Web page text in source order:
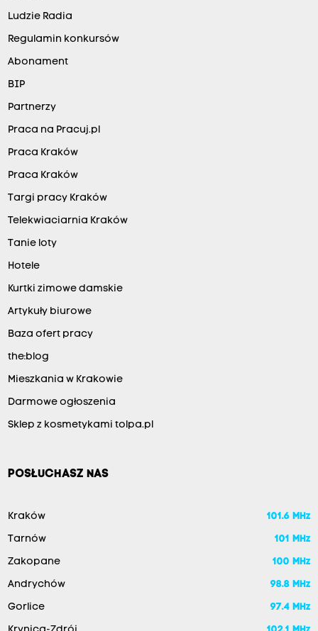
Ludzie Radia
Regulamin konkursów
Abonament
BIP
Partnerzy
Praca na Pracuj.pl
Praca Kraków
Praca Kraków
Targi pracy Kraków
Telekwiaciarnia Kraków
Tanie loty
Hotele
Kurtki zimowe damskie
Artykuły biurowe
Baza ofert pracy
the:blog
Mieszkania w Krakowie
Darmowe ogłoszenia
Sklep z kosmetykami tolpa.pl
POSŁUCHASZ NAS
Kraków 101.6 MHz
Tarnów 101 MHz
Zakopane 100 MHz
Andrychów 98.8 MHz
Gorlice 97.4 MHz